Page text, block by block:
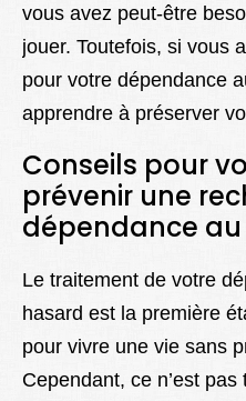
vous avez peut-être
jouer. Toutefois, si vous
pour votre dépendance
apprendre à préserver
Conseils pour
prévenir une
dépendance au
Le traitement de votre
hasard est la première
pour vivre une vie sans
Cependant, ce n’est